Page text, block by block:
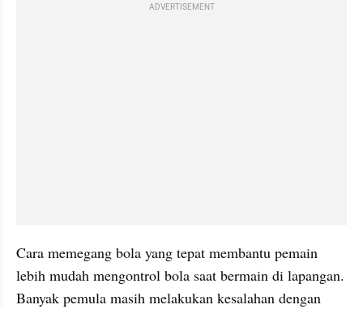
ADVERTISEMENT
Cara memegang bola yang tepat membantu pemain
lebih mudah mengontrol bola saat bermain di lapangan.
Banyak pemula masih melakukan kesalahan dengan